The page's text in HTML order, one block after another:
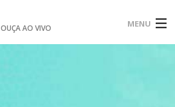
OUÇA AO VIVO MENU